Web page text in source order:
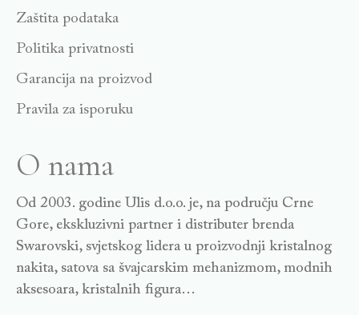
Zaštita podataka
Politika privatnosti
Garancija na proizvod
Pravila za isporuku
O nama
Od 2003. godine Ulis d.o.o. je, na području Crne
Gore, ekskluzivni partner i distributer brenda
Swarovski, svjetskog lidera u proizvodnji kristalnog
nakita, satova sa švajcarskim mehanizmom, modnih
aksesoara, kristalnih figura…